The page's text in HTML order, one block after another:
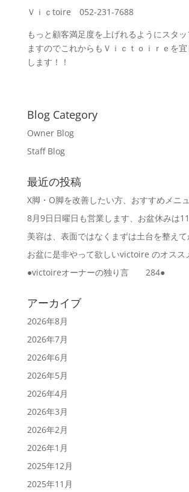
Ｖｉｃtoire 052-231-7688
もっと顧客満足度を上げれるようにスタ
ますのでこれからもＶｉｃｔｏｉｒｅを
します！！
Blog Category
Owner Blog
Staff Blog
最近の投稿
X脚・O脚を改善したい方、おすすめメニ
8月9日日曜日も営業します、お盆休みは
美容は、表面ではなくまずは土台を整え
お盆に是非やって欲しいvictoire のオスス
●victoireオーナーの独り言 284●
アーカイブ
2026年8月
2026年7月
2026年6月
2026年5月
2026年4月
2026年3月
2026年2月
2026年1月
2025年12月
2025年11月